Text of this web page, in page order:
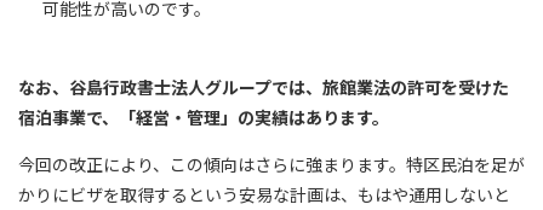
可能性が高いのです。
なお、谷島行政書士法人グループでは、旅館業法の許可を受けた
宿泊事業で、「経営・管理」の実績はあります。
今回の改正により、この傾向はさらに強まります。特区民泊を足が
かりにビザを取得するという安易な計画は、もはや通用しないと